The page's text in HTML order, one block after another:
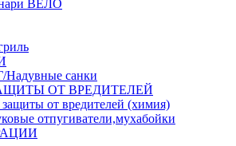
ВЕЛО
санки
ОТ ВРЕДИТЕЛЕЙ
защиты от вредителей (химия)
отпугиватели,мухабойки